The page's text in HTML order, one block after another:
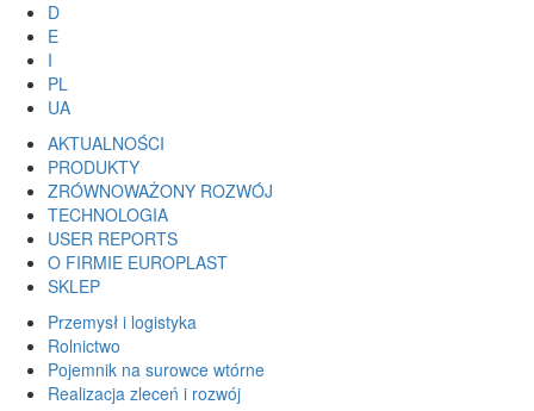
D
E
I
PL
UA
AKTUALNOŚCI
PRODUKTY
ZRÓWNOWAŻONY ROZWÓJ
TECHNOLOGIA
USER REPORTS
O FIRMIE EUROPLAST
SKLEP
Przemysł i logistyka
Rolnictwo
Pojemnik na surowce wtórne
Realizacja zleceń i rozwój